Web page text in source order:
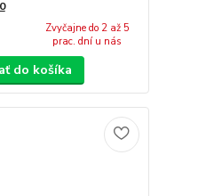
Zvyčajne do 2 až 5
prac. dní u nás
do košíka